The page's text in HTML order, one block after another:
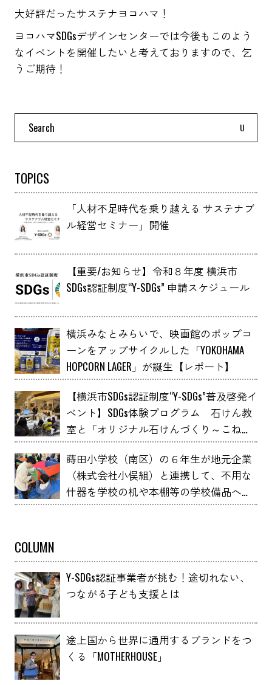
大好評だったサステナヨコハマ！
ヨコハマSDGsデザインセンターでは今後もこのよう
なイベントを開催したいと考えておりますので、乞
うご期待！
Search
TOPICS
「人材不足時代を乗り越える サステナブ
ル経営セミナー」開催
【重要/お知らせ】令和８年度 横浜市
SDGs認証制度“Y-SDGs” 申請スケジュール
横浜みなとみらいで、映画館のポップコ
ーンをアップサイクルした「YOKOHAMA
HOPCORN LAGER」が誕生【レポート】
【横浜市SDGs認証制度“Y-SDGs”普及啓発イ
ベント】SDGs体験プログラム 石けん教
室と「オリジナル石けんづくり～こねこ
ね石けん～」 YOXO FESTIVALに出展
蒔田小学校（南区）の６年生が地元企業
（株式会社小俣組）と連携して、不用な
什器を学校の机や本棚等の学校備品へア
ップサイクルしました！
COLUMN
Y-SDGs認証事業者が挑む！途切れない、
つながる子ども支援とは
途上国から世界に通用するブランドをつ
くる「MOTHERHOUSE」